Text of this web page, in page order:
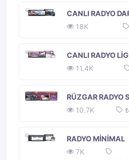
LISANS YÖNETIM
CANLI RADYO
CANLI RADYO
RÜZGAR RADYO